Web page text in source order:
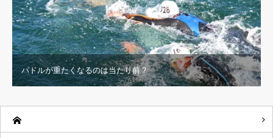
パドルが重たくなるのは当たり前？